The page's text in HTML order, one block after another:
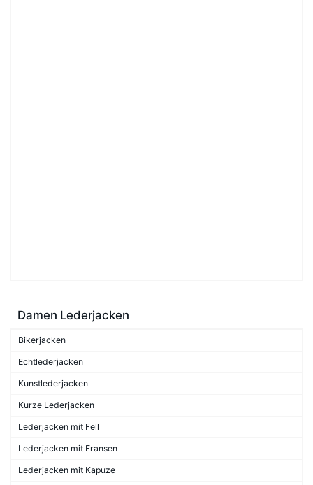
Damen Lederjacken
Bikerjacken
Echtlederjacken
Kunstlederjacken
Kurze Lederjacken
Lederjacken mit Fell
Lederjacken mit Fransen
Lederjacken mit Kapuze